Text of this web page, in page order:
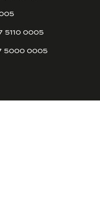
5110 0005
5000 0005